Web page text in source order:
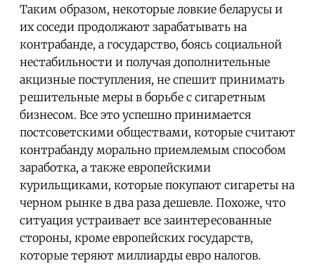
Таким образом, некоторые ловкие беларусы и
их соседи продолжают зарабатывать на
контрабанде, а государство, боясь социальной
нестабильности и получая дополнительные
акцизные поступления, не спешит принимать
решительные меры в борьбе с сигаретным
бизнесом. Все это успешно принимается
постсоветскими обществами, которые считают
контрабанду морально приемлемым способом
заработка, а также европейскими
курильщиками, которые покупают сигареты на
черном рынке в два раза дешевле. Похоже, что
ситуация устраивает все заинтересованные
стороны, кроме европейских государств,
которые теряют миллиарды евро налогов.